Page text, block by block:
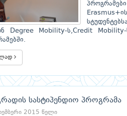
Degree Mobility-ს,Credit
სასტიპენდიო პროგრამა
2015 წელი